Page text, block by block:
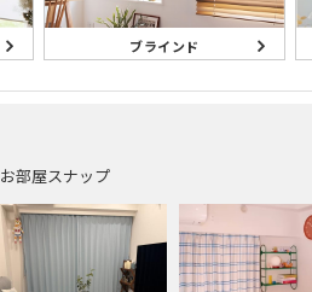
ブラインド
お部屋スナップ